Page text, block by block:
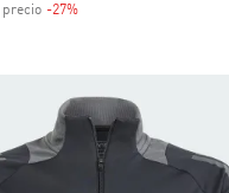
precio -27%